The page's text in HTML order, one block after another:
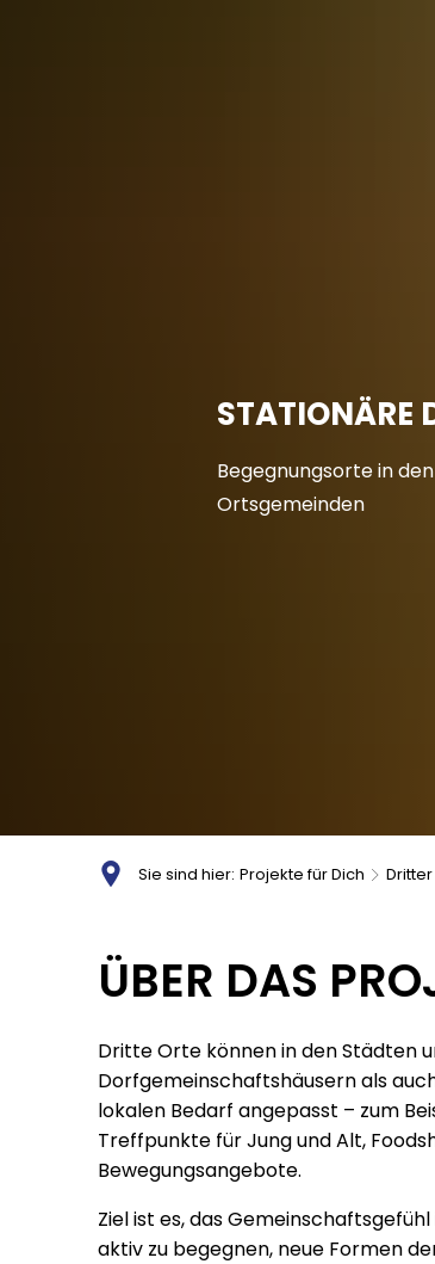
STATIONÄRE
Begegnungsorte in
Ortsgemeinden
Sie sind hier: Projekte für Dich
Stationäre
Dritte
ÜBER DAS
Dritte Orte können in den Städten
Dorfgemeinschaftshäusern als
lokalen Bedarf angepasst – zum
Treffpunkte für Jung und Alt,
Bewegungsangebote.
Ziel ist es, das
aktiv zu begegnen, neue Formen